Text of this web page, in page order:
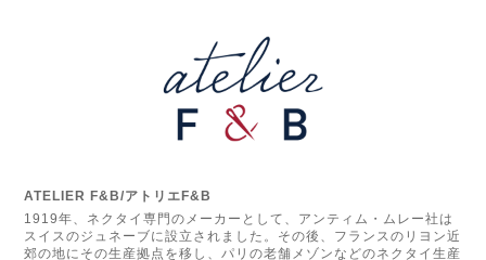
ATELIER F&B/アトリエF&B
1919年、ネクタイ専門のメーカーとして、アンティム・ムレー社は
スイスのジュネーブに設立されました。その後、フランスのリヨン近
郊の地にその生産拠点を移し、パリの老舗メゾンなどのネクタイ生産